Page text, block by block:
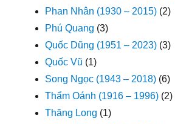
Phan Nhân (1930 – 2015) (2)
Phú Quang (3)
Quốc Dũng (1951 – 2023) (3)
Quốc Vũ (1)
Song Ngọc (1943 – 2018) (6)
Thẩm Oánh (1916 – 1996) (2)
Thăng Long (1)